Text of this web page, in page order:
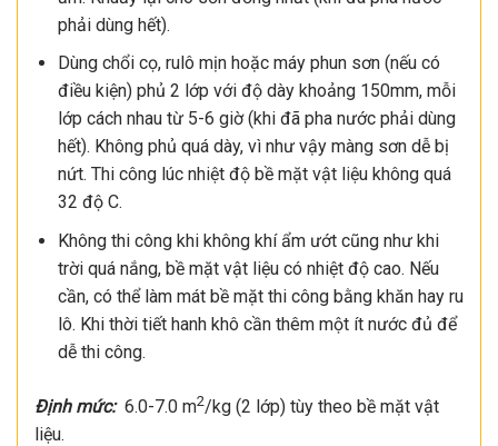
phải dùng hết).
Dùng chổi cọ, rulô mịn hoặc máy phun sơn (nếu có
điều kiện) phủ 2 lớp với độ dày khoảng 150mm, mỗi
lớp cách nhau từ 5-6 giờ (khi đã pha nước phải dùng
hết). Không phủ quá dày, vì như vậy màng sơn dễ bị
nứt. Thi công lúc nhiệt độ bề mặt vật liệu không quá
32 độ C.
Không thi công khi không khí ẩm ướt cũng như khi
trời quá nắng, bề mặt vật liệu có nhiệt độ cao. Nếu
cần, có thể làm mát bề mặt thi công bằng khăn hay ru
lô. Khi thời tiết hanh khô cần thêm một ít nước đủ để
dễ thi công.
Định mức: 6.0-7.0 m2/kg (2 lớp) tùy theo bề mặt vật
liệu.